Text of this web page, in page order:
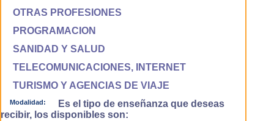
OTRAS PROFESIONES
PROGRAMACION
SANIDAD Y SALUD
TELECOMUNICACIONES, INTERNET
TURISMO Y AGENCIAS DE VIAJE
Modalidad:
Es el tipo de enseñanza que deseas
recibir, los disponibles son: